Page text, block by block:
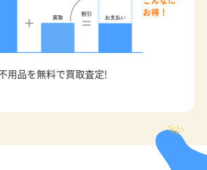
用品を無料で買取査定!